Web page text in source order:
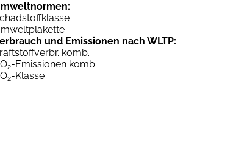
und Emissionen nach WLTP:
komb.
2-Emissionen komb.
2-Klasse